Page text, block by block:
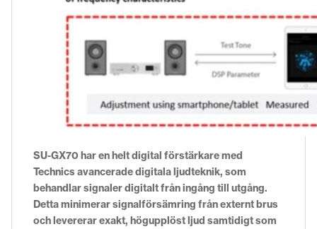
SU-GX70 har en helt digital förstärkare med
Technics avancerade digitala ljudteknik, som
behandlar signaler digitalt från ingång till utgång.
Detta minimerar signalförsämring från externt brus
och levererar exakt, högupplöst ljud samtidigt som